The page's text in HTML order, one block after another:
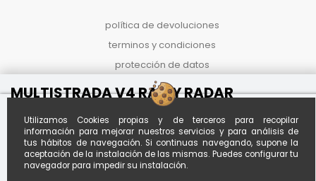
Utilizamos Cookies propias y de terceros para recopilar
información para mejorar nuestros servicios y para análisis de
tus hábitos de navegación. Si continuas navegando, supone la
aceptación de la instalación de las mismas. Puedes configurar tu
navegador para impedir su instalación.
política de devoluciones
terminos y condiciones
protección de datos
proceso de compra
politica de cookies
MULTISTRADA V4 RALLY RADAR
MDAHSTDAS9014NFK
Al contado
10.490 €
13.540 €
-3.050 €
Financiado desde *
€131.05 / mes
A 84meses con entrada de
€2,000.00
*Importe aproximado. Oferta no
vinculante sujeta a estudio.
Calcula tu
cuota